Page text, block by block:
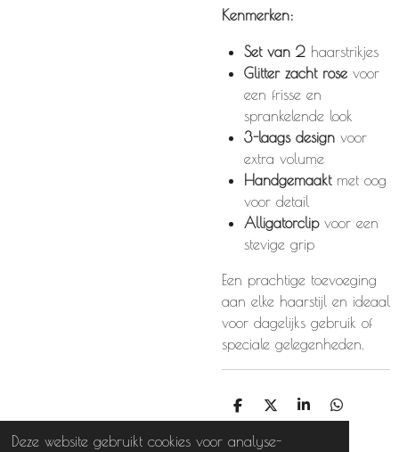
Deze website gebruikt cookies voor analyse-
Kenmerken:
Set van 2haarstrikjes
Glitter zacht rosevoor
een frisse en
sprankelende look
3-laags designvoor
extra volume
Handgemaaktmet oog
voor detail
Alligatorclipvoor een
stevige grip
Een prachtige toevoeging
aan elke haarstijl en ideaal
voor dagelijks gebruik of
speciale gelegenheden.
D
l
D
e
S
D